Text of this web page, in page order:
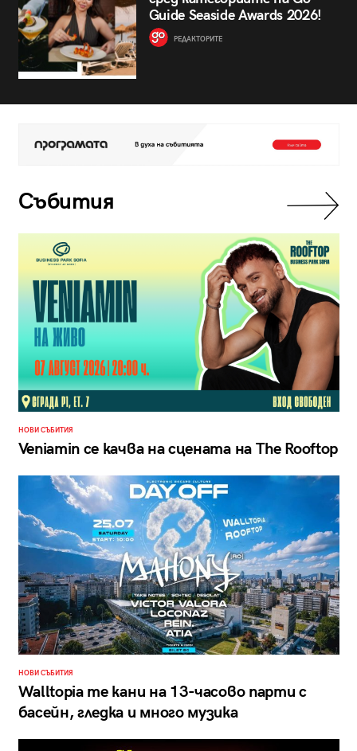
Guide Seaside Awards 2026!
РЕДАКТОРИТЕ
Събития
НОВИ СЪБИТИЯ
Veniamin се качва на сцената на The Rooftop
НОВИ СЪБИТИЯ
Walltopia те кани на 13-часово парти с
басейн, гледка и много музика